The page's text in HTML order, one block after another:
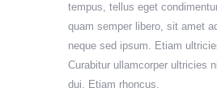
tempus, tellus eget
quam semper libero, sit amet
neque sed ipsum. Etiam
Curabitur ullamcorper ultricies
dui. Etiam rhoncus.